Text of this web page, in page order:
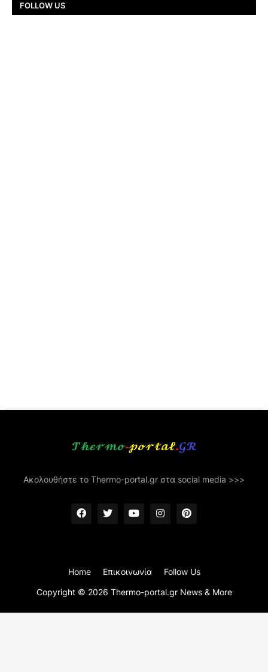
FOLLOW US
Ακολουθήστε το Thermo-portal.gr στα social media >>>
Copyright © 2026 Thermo-portal.gr News & More
Home Επικοινωνία Follow Us